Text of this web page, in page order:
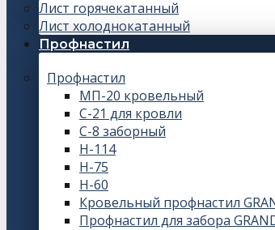
Лист горячекатанный
Лист холоднокатанный
Профнастил
Профнастил
МП-20 кровельный
С-21 для кровли
С-8 заборный
Н-114
Н-75
Н-60
Кровельный профнастил
Профнастил для забора